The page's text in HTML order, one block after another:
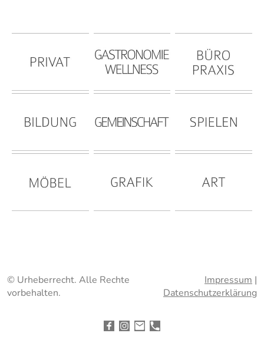
© Urheberrecht. Alle Rechte
vorbehalten.
Impressum |
Datenschutzerklärung